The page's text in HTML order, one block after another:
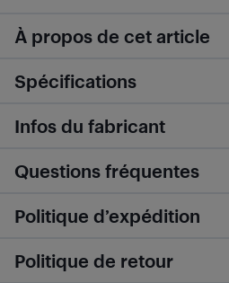
À propos de cet article
Spécifications
Infos du fabricant
Questions fréquentes
Politique d’expédition
Politique de retour